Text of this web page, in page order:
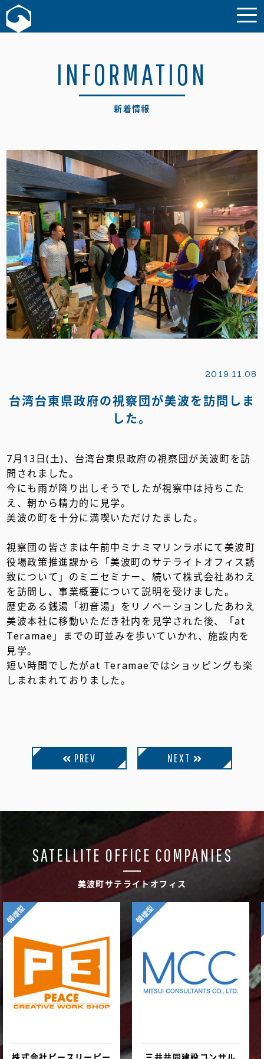
お問い合わせ
INFORMATION
新着情報
2019.11.08
台湾台東県政府の視察団が美波を訪問しま
した。
7月13日(土)、台湾台東県政府の視察団が美波町を訪
問されました。
今にも雨が降り出しそうでしたが視察中は持ちこた
え、朝から精力的に見学。
美波の町を十分に満喫いただけたました。
視察団の皆さまは午前中ミナミマリンラボにて美波町
役場政策推進課から「美波町のサテライトオフィス誘
致について」のミニセミナー、続いて株式会社あわえ
を訪問し、事業概要について説明を受けました。
歴史ある銭湯「初音湯」をリノベーションしたあわえ
美波本社に移動いただき社内を見学された後、「at
Teramae」までの町並みを歩いていかれ、施設内を
見学。
短い時間でしたがat Teramaeではショッピングも楽
しまれまれておりました。
PREV NEXT
SATELLITE OFFICE COMPANIES
美波町サテライトオフィス
循環型 循環型